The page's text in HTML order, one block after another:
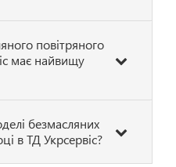
повітряного
має найвищу
безмасляних
в ТД Укрсервіс?